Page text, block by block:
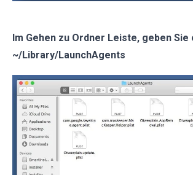
Im Gehen zu Ordner Leiste, geben Sie
~/Library/LaunchAgents